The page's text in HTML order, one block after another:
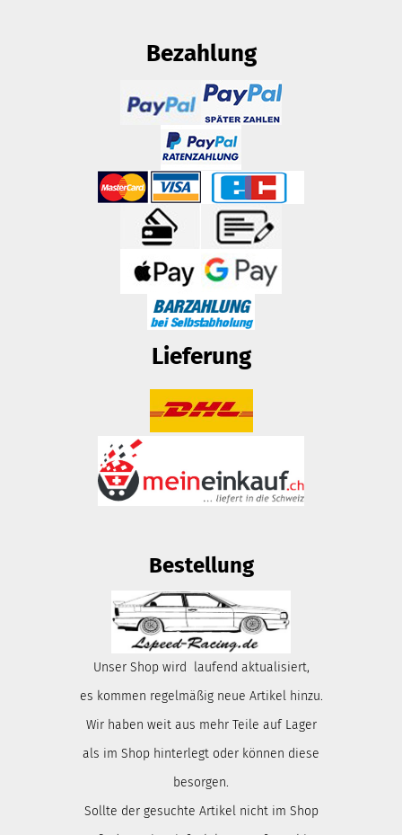
Bezahlung
Lieferung
Bestellung
Unser Shop wird laufend aktualisiert,
es kommen regelmäßig neue Artikel hinzu.
Wir haben weit aus mehr Teile auf Lager
als im Shop hinterlegt oder können diese
besorgen.
Sollte der gesuchte Artikel nicht im Shop